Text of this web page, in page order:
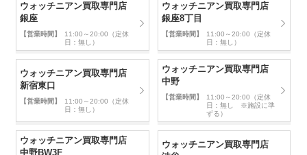
ウォッチニアン買取専門店
銀座
【営業時間】
11:00～20:00（定休
日：無し）
ウォッチニアン買取専門店
銀座8丁目
【営業時間】
11:00～20:00（定休
日：無し）
ウォッチニアン買取専門店
新宿東口
【営業時間】
11:00～20:00（定休
日：無し）
ウォッチニアン買取専門店
中野
【営業時間】
11:00～20:00（定休
日：無し ※施設に準
ずる）
ウォッチニアン買取専門店
中野BW3F
ウォッチニアン買取専門店